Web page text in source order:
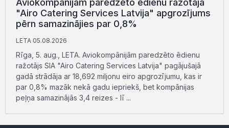
Aviokompānijām paredzēto ēdienu ražotāja
"Airo Catering Services Latvija" apgrozījums
pērn samazinājies par 0,8%
LETA 05.08.2026
Rīga, 5. aug., LETA. Aviokompānijām paredzēto ēdienu
ražotājs SIA "Airo Catering Services Latvija" pagājušajā
gadā strādāja ar 18,692 miljonu eiro apgrozījumu, kas ir
par 0,8% mazāk nekā gadu iepriekš, bet kompānijas
peļņa samazinājās 3,4 reizes - lī ...